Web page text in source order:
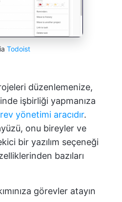
Todoist
düzenlemenize,
işbirliği yapmanıza
yönetimi aracıdır.
onu bireyler ve
bir yazılım seçeneği
bazıları
görevler atayın